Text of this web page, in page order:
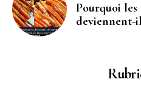
Pourquoi
deviennent-